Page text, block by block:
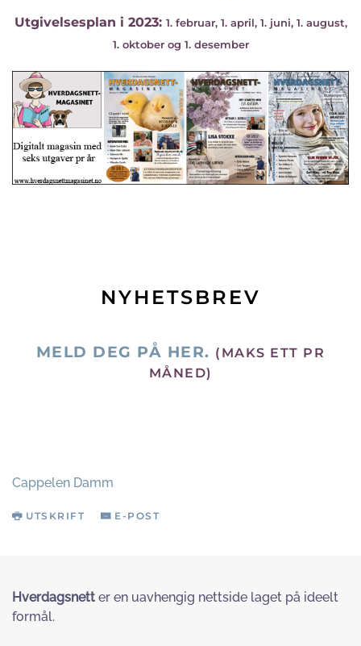
Utgivelsesplan i 2023: 1. februar, 1. april, 1. juni, 1. august,
1. oktober og 1. desember
NYHETSBREV
MELD DEG PÅ HER. (MAKS ETT PR
MÅNED)
Cappelen Damm
UTSKRIFT E-POST
Hverdagsnett er en uavhengig nettside laget på ideelt
formål.